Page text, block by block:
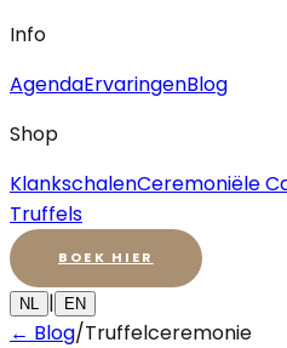
Info
AgendaErvaringenBlog
Shop
KlankschalenCeremoniële
Truffels
BOEK HIER
NL | EN
← Blog/Truffelceremonie